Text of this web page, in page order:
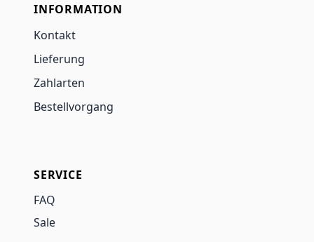
INFORMATION
Kontakt
Lieferung
Zahlarten
Bestellvorgang
SERVICE
FAQ
Sale